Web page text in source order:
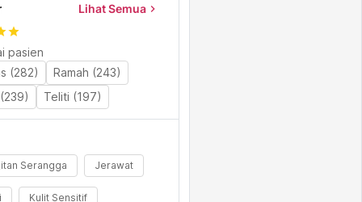
Lihat Semuachevron_right
star
pasien
(282)
Ramah (243)
Teliti (197)
Serangga Jerawat
Kulit Sensitif